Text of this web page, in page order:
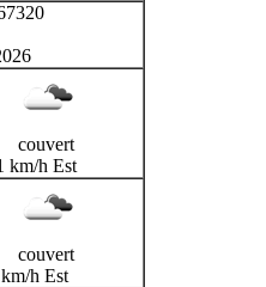
couvert
km/h Est
couvert
h Est